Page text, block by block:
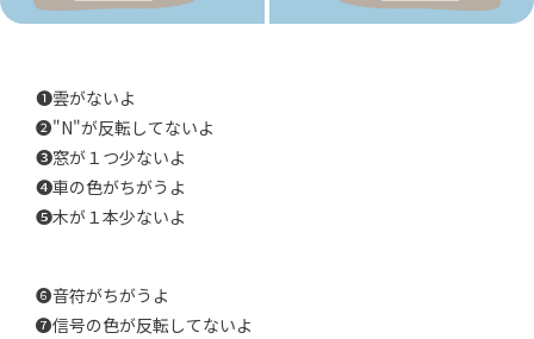
❶雲がないよ
❷"N"が反転してないよ
❸窓が１つ少ないよ
❹車の色がちがうよ
❺木が１本少ないよ
❻音符がちがうよ
❼信号の色が反転してないよ